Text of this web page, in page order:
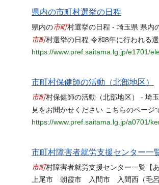
県内の市町村選挙の日程
県内の市町村選挙の日程 - 埼玉県 県内
市町村選挙の日程 令和8年に行われる
https://www.pref.saitama.lg.jp/e1701/
市町村保健師の活動（北部地区）
市町村保健師の活動（北部地区） - 埼
見をお聞かせください こちらのページ
https://www.pref.saitama.lg.jp/a0701/
市町村障害者就労支援センター一
市町村障害者就労支援センター一覧【
上尾市 朝霞市 入間市 入間西（毛呂